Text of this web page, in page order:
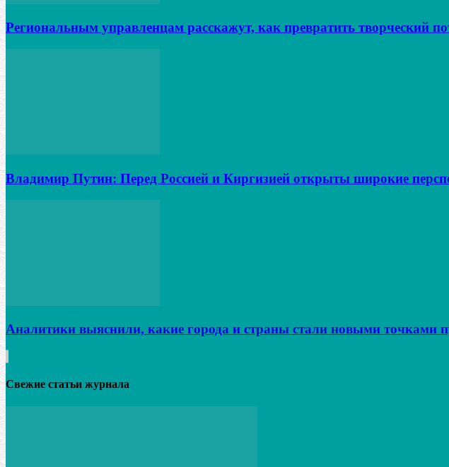
Региональным управленцам расскажут, как превратить творческий
Владимир Путин: Перед Россией и Киргизией открыты широкие
Аналитики выяснили, какие города и страны стали новыми точками
Свежие статьи журнала